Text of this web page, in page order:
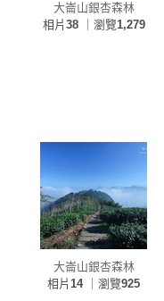
大崙山銀杏森林
相片 38｜瀏覽1,279
大崙山銀杏森林
相片 14｜瀏覽925